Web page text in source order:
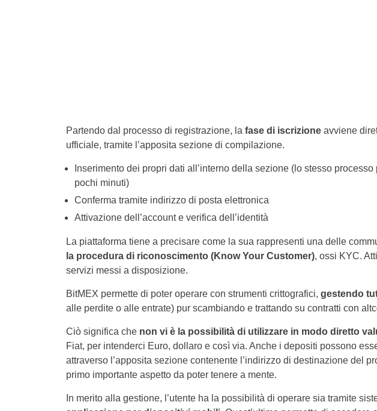
Partendo dal processo di registrazione, la fase di iscrizioneavviene
ufficiale, tramite l’apposita sezione di compilazione.
Inserimento dei propri dati all’interno della sezione (lo stesso
pochi minuti)
Conferma tramite indirizzo di posta elettronica
Attivazione dell’account e verifica dell’identità
La piattaforma tiene a precisare come la sua rappresenti una delle
la procedura di riconoscimento (Know Your Customer), ossi KYC.
servizi messi a disposizione.
BitMEX permette di poter operare con strumenti crittografici, gestendo
alle perdite o alle entrate) pur scambiando e trattando su contratti con
Ciò significa chenon vi è la possibilità di utilizzare in modo diretto
Fiat, per intenderci Euro, dollaro e così via. Anche i depositi possono
attraverso l’apposita sezione contenente l’indirizzo di destinazione del
primo importante aspetto da poter tenere a mente.
In merito alla gestione, l’utente ha la possibilità di operare sia tramite